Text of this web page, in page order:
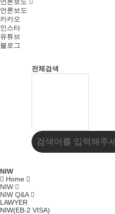
언론보도
카카오
인스타
유튜브
블로그
전체검색
NIW
Home
NIW
NIW Q&A
LAWYER
NIW(EB-2 VISA)